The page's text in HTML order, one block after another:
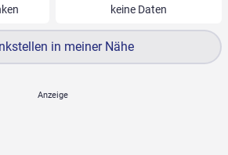
keine Daten
in meiner Nähe